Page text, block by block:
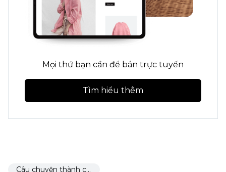
Mọi thứ bạn cần để bán trực tuyến
Tìm hiểu thêm
Câu chuyện thành công